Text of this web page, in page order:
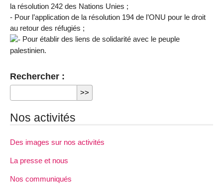
la résolution 242 des Nations Unies ;
- Pour l’application de la résolution 194 de l’ONU pour le droit
au retour des réfugiés ;
Pour établir des liens de solidarité avec le peuple
palestinien.
Rechercher :
Nos activités
Des images sur nos activités
La presse et nous
Nos communiqués